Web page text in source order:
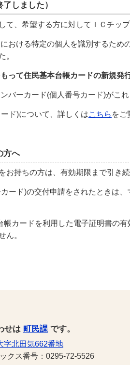
しました）
て、希望する方に対してＩＣチッ
おける特定の個人を識別するた
。
って住民基本台帳カードの新規発
バーカード(個人番号カード)がこ
ド)について、詳しくはこちら をご
方へ
お持ちの方は、有効期限まで引き続
ード)の交付申請をされたときは
カードを利用した電子証明書の
ん。
せは 町民課 です。
字北田気662番地
クス番号：0295-72-5526